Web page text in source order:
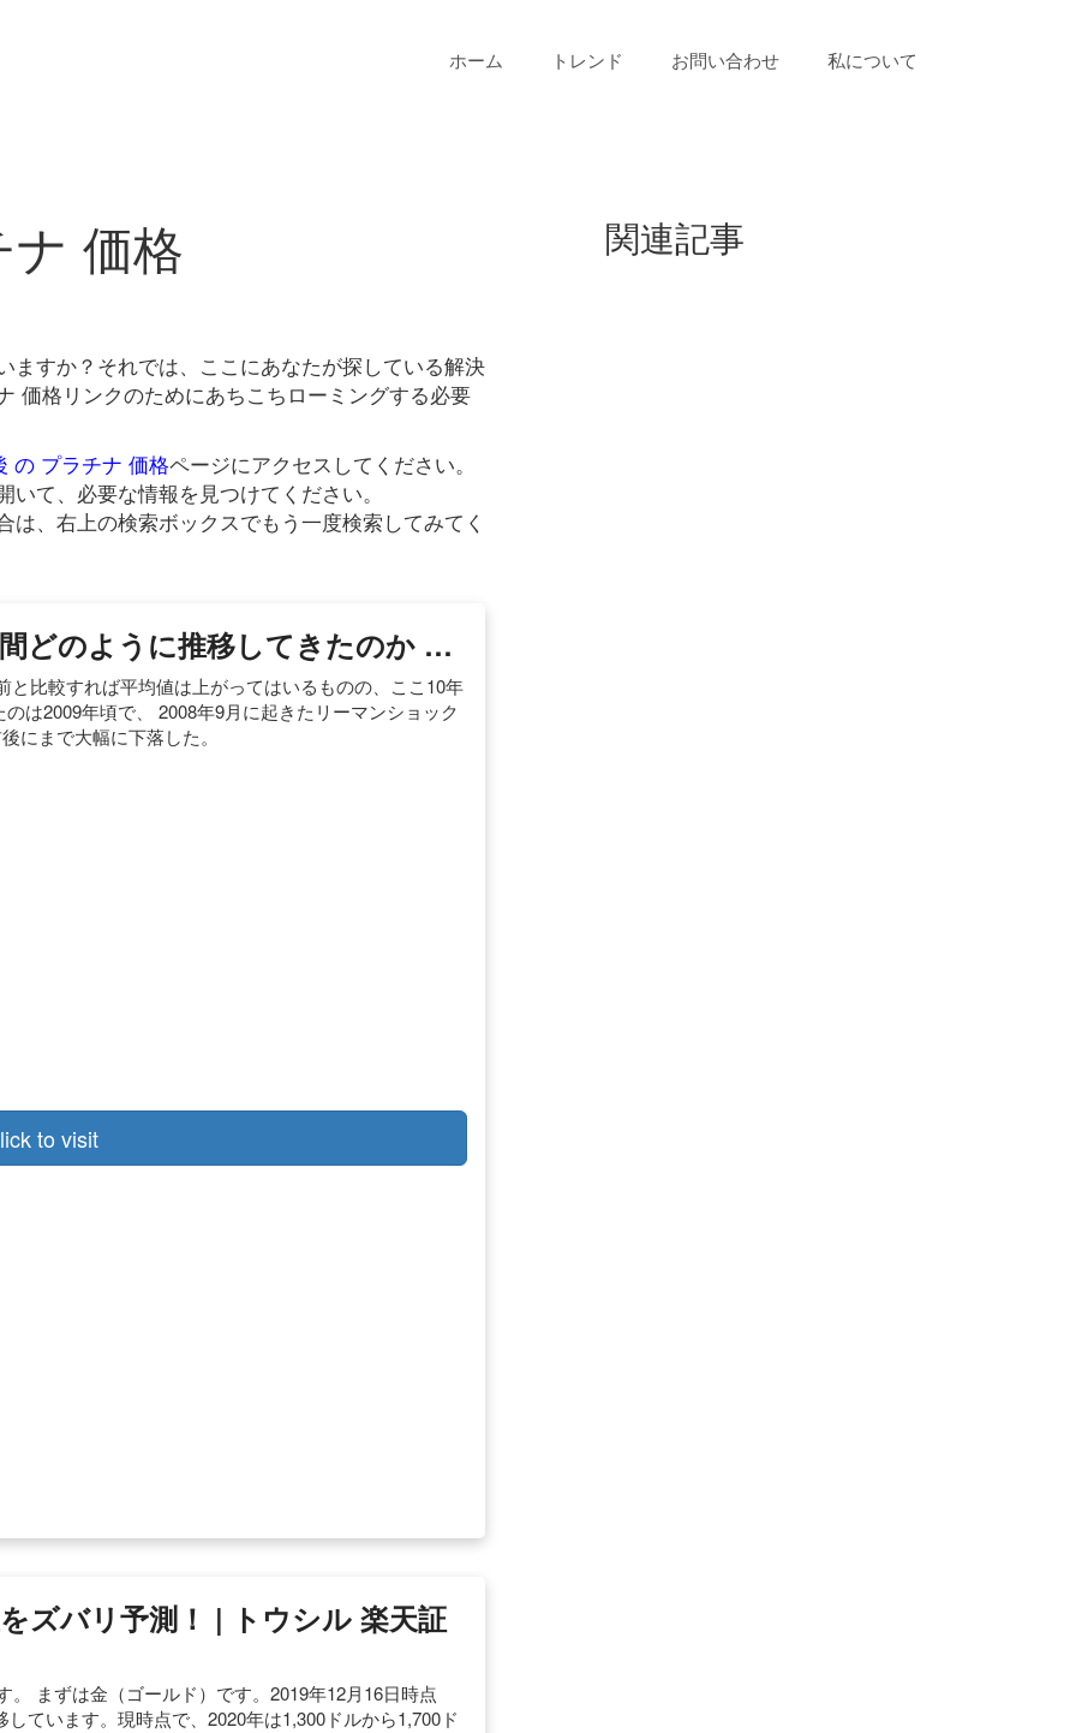
ホーム トレンド お問い合わせ 私について
価格
ますか？それでは、ここにあなたが探している解決
価格リンクのためにあちこちローミングする必要
の プラチナ 価格ページにアクセスしてください。
て、必要な情報を見つけてください。
は、右上の検索ボックスでもう一度検索してみてく
どのように推移してきたのか …
比較すれば平均値は上がってはいるものの、ここ10年
は2009年頃で、 2008年9月に起きたリーマンショック
にまで大幅に下落した。
to visit
ズバリ予測！ | トウシル 楽天証
まずは金（ゴールド）です。2019年12月16日時点
ています。現時点で、2020年は1,300ドルから1,700ド
関連記事